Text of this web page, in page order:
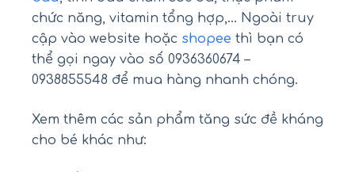
chức năng, vitamin tổng hợp,… Ngoài truy
cập vào website hoặc shopee thì bạn có
thể gọi ngay vào số 0936360674 –
0938855548 để mua hàng nhanh chóng.
Xem thêm các sản phẩm tăng sức đề kháng
cho bé khác như: